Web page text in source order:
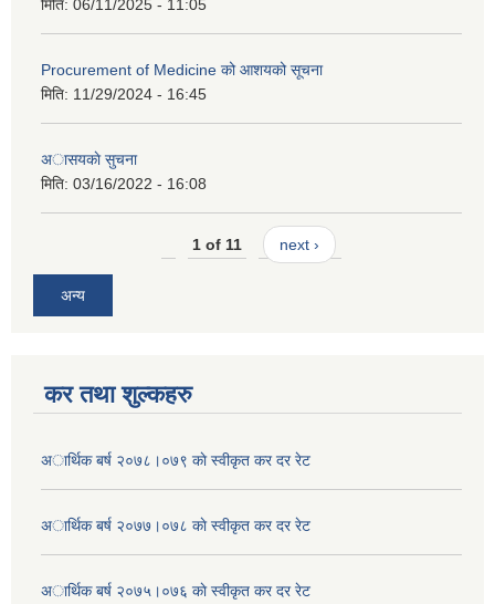
मिति: 06/11/2025 - 11:05
Procurement of Medicine को आशयको सूचना
मिति: 11/29/2024 - 16:45
अासयकाे सुचना
मिति: 03/16/2022 - 16:08
1 of 11 next ›
अन्य
कर तथा शुल्कहरु
अार्थिक बर्ष २०७८।०७९ काे स्वीकृत कर दर रेट
अार्थिक बर्ष २०७७।०७८ काे स्वीकृत कर दर रेट
अार्थिक बर्ष २०७५।०७६ काे स्वीकृत कर दर रेट